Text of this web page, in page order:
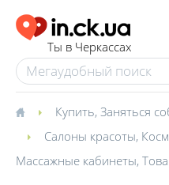
Ты в Черкассах
Купить, Заняться
Салоны красоты,
Массажные кабинеты,